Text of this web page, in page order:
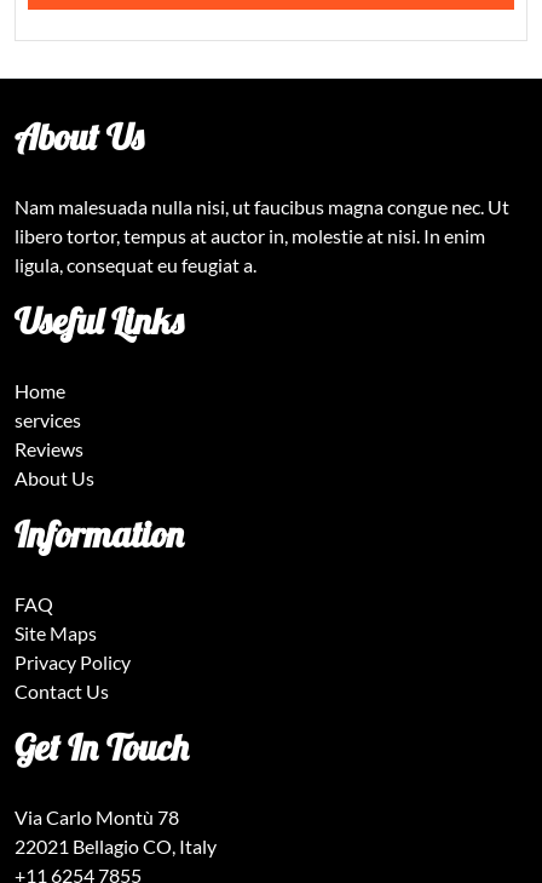
About Us
Nam malesuada nulla nisi, ut faucibus magna congue nec. Ut
libero tortor, tempus at auctor in, molestie at nisi. In enim
ligula, consequat eu feugiat a.
Useful Links
Home
services
Reviews
About Us
Information
FAQ
Site Maps
Privacy Policy
Contact Us
Get In Touch
Via Carlo Montù 78
22021 Bellagio CO, Italy
+11 6254 7855